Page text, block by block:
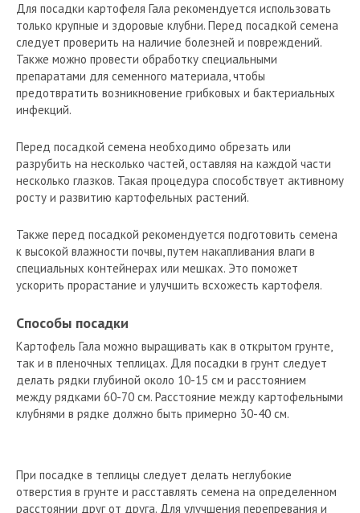
Для посадки картофеля Гала рекомендуется использовать
только крупные и здоровые клубни. Перед посадкой семена
следует проверить на наличие болезней и повреждений.
Также можно провести обработку специальными
препаратами для семенного материала, чтобы
предотвратить возникновение грибковых и бактериальных
инфекций.
Перед посадкой семена необходимо обрезать или
разрубить на несколько частей, оставляя на каждой части
несколько глазков. Такая процедура способствует активному
росту и развитию картофельных растений.
Также перед посадкой рекомендуется подготовить семена
к высокой влажности почвы, путем накапливания влаги в
специальных контейнерах или мешках. Это поможет
ускорить прорастание и улучшить всхожесть картофеля.
Способы посадки
Картофель Гала можно выращивать как в открытом грунте,
так и в пленочных теплицах. Для посадки в грунт следует
делать рядки глубиной около 10-15 см и расстоянием
между рядками 60-70 см. Расстояние между картофельными
клубнями в рядке должно быть примерно 30-40 см.
При посадке в теплицы следует делать неглубокие
отверстия в грунте и расставлять семена на определенном
расстоянии друг от друга. Для улучшения перепревания и